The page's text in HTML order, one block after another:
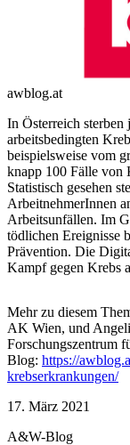
awblog.at
In Österreich sterben
arbeitsbedingten
beispielsweise vom
knapp 100 Fälle von
Statistisch gesehen
ArbeitnehmerInnen
Arbeitsunfällen. Im
tödlichen Ereignisse
Prävention. Die
Kampf gegen Krebs
Mehr zu diesem
AK Wien, und
Forschungszentrum
Blog: https://
krebserkrankungen/
17. März 2021
A&W-Blog